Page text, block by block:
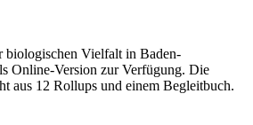
biologischen Vielfalt in Baden-
Online-Version zur Verfügung. Die
aus 12 Rollups und einem Begleitbuch.